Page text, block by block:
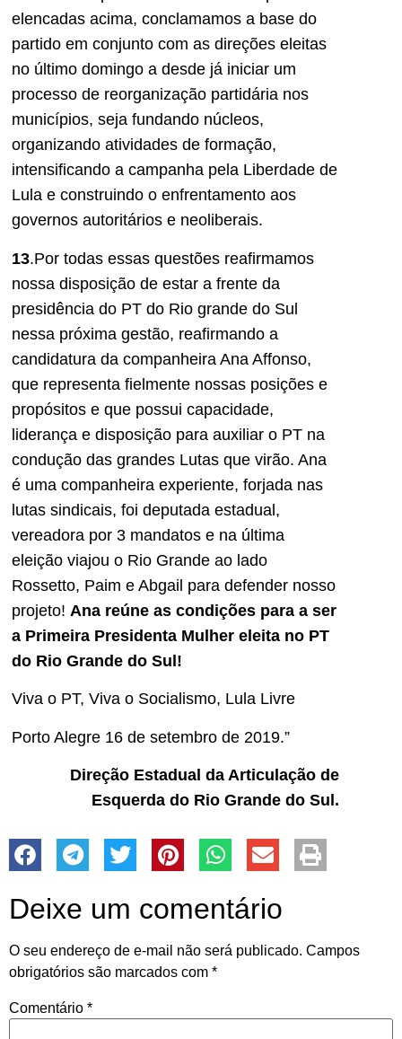
elencadas acima, conclamamos a base do
partido em conjunto com as direções eleitas
no último domingo a desde já iniciar um
processo de reorganização partidária nos
municípios, seja fundando núcleos,
organizando atividades de formação,
intensificando a campanha pela Liberdade de
Lula e construindo o enfrentamento aos
governos autoritários e neoliberais.
13.Por todas essas questões reafirmamos
nossa disposição de estar a frente da
presidência do PT do Rio grande do Sul
nessa próxima gestão, reafirmando a
candidatura da companheira Ana Affonso,
que representa fielmente nossas posições e
propósitos e que possui capacidade,
liderança e disposição para auxiliar o PT na
condução das grandes Lutas que virão. Ana
é uma companheira experiente, forjada nas
lutas sindicais, foi deputada estadual,
vereadora por 3 mandatos e na última
eleição viajou o Rio Grande ao lado
Rossetto, Paim e Abgail para defender nosso
projeto! Ana reúne as condições para a ser
a Primeira Presidenta Mulher eleita no PT
do Rio Grande do Sul!
Viva o PT, Viva o Socialismo, Lula Livre
Porto Alegre 16 de setembro de 2019.”
Direção Estadual da Articulação de
Esquerda do Rio Grande do Sul.
Deixe um comentário
O seu endereço de e-mail não será publicado. Campos
obrigatórios são marcados com *
Comentário *